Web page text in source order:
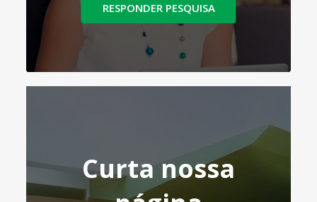
RESPONDER PESQUISA
Curta nossa